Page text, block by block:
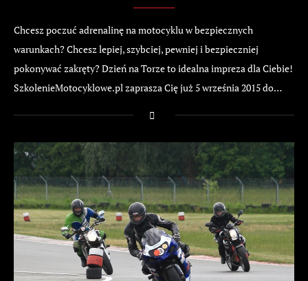
Chcesz poczuć adrenalinę na motocyklu w bezpiecznych
warunkach? Chcesz lepiej, szybciej, pewniej i bezpieczniej
pokonywać zakręty? Dzień na Torze to idealna impreza dla Ciebie!
SzkolenieMotocyklowe.pl zaprasza Cię już 5 września 2015 do…